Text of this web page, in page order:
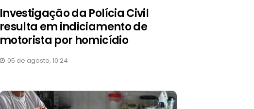
Investigação da Polícia Civil
resulta em indiciamento de
motorista por homicídio
05 de agosto, 10:24